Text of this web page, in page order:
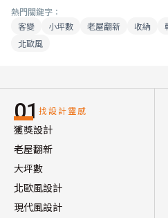
熱門關鍵字：
客變
小坪數 老屋翻新 收納
北歐風
01 找設計靈感
獲獎設計
老屋翻新
大坪數
北歐風設計
現代風設計